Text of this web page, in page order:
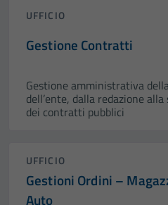
UFFICIO
Gestione Contratti
Gestione amministrativa
dell’ente, dalla redazione
dei contratti pubblici
UFFICIO
Gestioni Ordini –
Auto